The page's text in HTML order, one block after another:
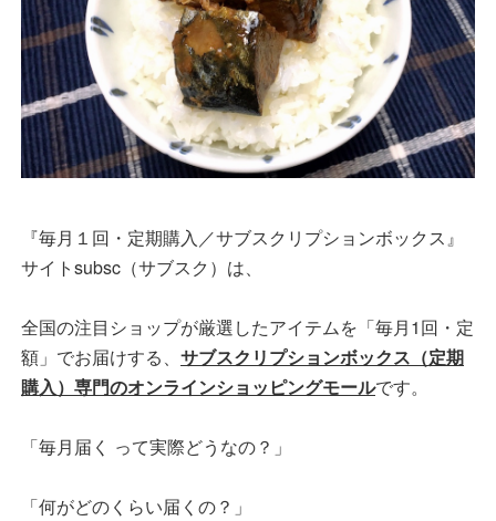
『毎月１回・定期購入／サブスクリプションボックス』
サイトsubsc（サブスク）は、
全国の注目ショップが厳選したアイテムを「毎月1回・定
額」でお届けする、 サブスクリプションボックス（定期
購入）専門のオンラインショッピングモールです。
「毎月届く って実際どうなの？」
「何がどのくらい届くの？」